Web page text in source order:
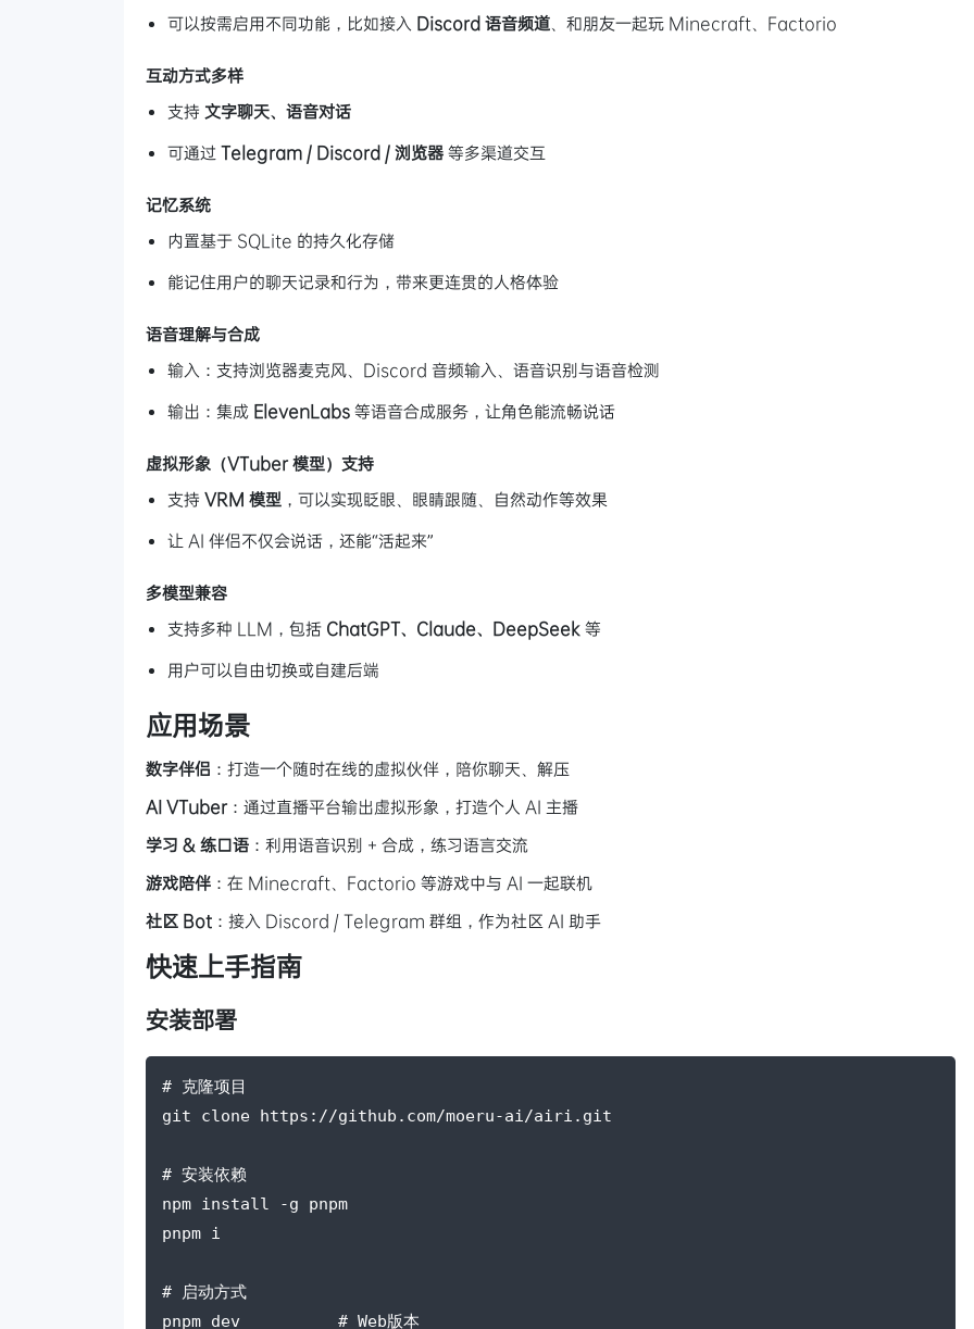
可以按需启用不同功能，比如接入 Discord 语音频道、和朋友一起玩 Minecraft、Factorio
互动方式多样
支持 文字聊天、语音对话
可通过 Telegram / Discord / 浏览器 等多渠道交互
记忆系统
内置基于 SQLite 的持久化存储
能记住用户的聊天记录和行为，带来更连贯的人格体验
语音理解与合成
输入：支持浏览器麦克风、Discord 音频输入、语音识别与语音检测
输出：集成 ElevenLabs 等语音合成服务，让角色能流畅说话
虚拟形象（VTuber 模型）支持
支持 VRM 模型 ，可以实现眨眼、眼睛跟随、自然动作等效果
让 AI 伴侣不仅会说话，还能“活起来”
多模型兼容
支持多种 LLM，包括 ChatGPT、Claude、DeepSeek 等
用户可以自由切换或自建后端
应用场景
数字伴侣 ：打造一个随时在线的虚拟伙伴，陪你聊天、解压
AI VTuber：通过直播平台输出虚拟形象，打造个人 AI 主播
学习 & 练口语 ：利用语音识别 + 合成，练习语言交流
游戏陪伴 ：在 Minecraft、Factorio 等游戏中与 AI 一起联机
社区 Bot ：接入 Discord / Telegram 群组，作为社区 AI 助手
快速上手指南
安装部署
# 克隆项目
git clone https://github.com/moeru-ai/airi.git
# 安装依赖
npm install -g pnpm
pnpm i
# 启动方式
pnpm dev # Web版本